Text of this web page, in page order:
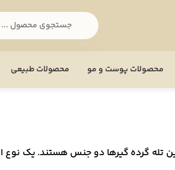
محصولات پوست و مو محصولات طبیعی
تله گرده گیر‌ها دو جنس هستند. یک